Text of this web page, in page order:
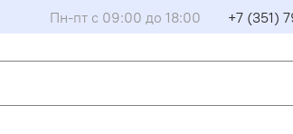
Пн-пт с 09:00 до 18:00 +7 (351)